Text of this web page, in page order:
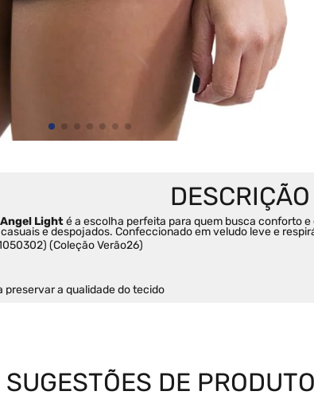
Light é a escolha perfeita para quem busca conforto
e despojados. Confeccionado em veludo leve e
(Coleção Verão26)
preservar a qualidade do tecido
SUGESTÕES DE